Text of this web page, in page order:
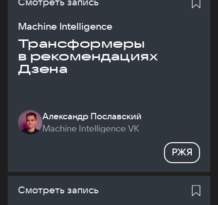
Machine Intelligence
Трансформеры
в рекомендациях
Дзена
Александр Пославский
Machine Intelligence VK
РЖЯ
Смотреть запись